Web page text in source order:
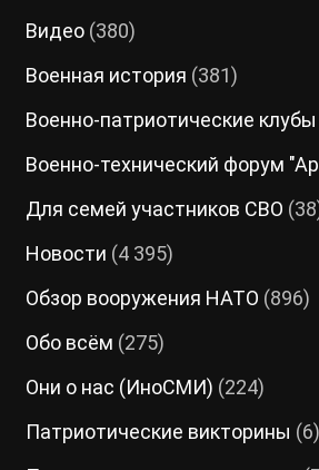
Видео(380)
Военная история (381)
Военно-патриотические клубы
Военно-технический форум
Для семей участников СВО
Новости (4 395)
Обзор вооружения НАТО (896)
Обо всём (275)
Они о нас (ИноСМИ) (224)
Патриотические викторины (6)